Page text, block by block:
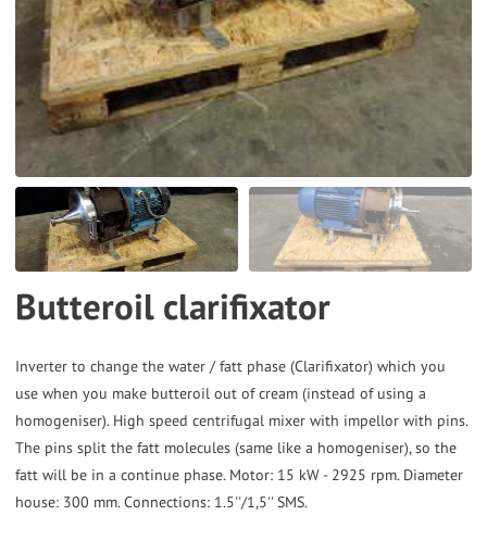
to
the
selected
search
result.
Touch
can
use
and
swipe
gestures.
Butteroil clarifixator
Inverter to change the water / fatt phase (Clarifixator) which you
use when you make butteroil out of cream (instead of using a
homogeniser). High speed centrifugal mixer with impellor with pins.
The pins split the fatt molecules (same like a homogeniser), so the
fatt will be in a continue phase. Motor: 15 kW - 2925 rpm. Diameter